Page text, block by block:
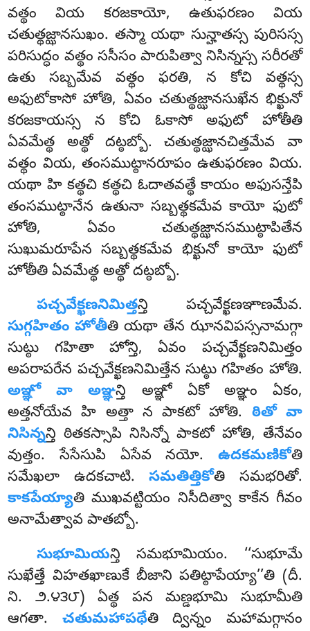
వత్థం వియ కరజకాయో, ఉతుఫరణం వియ
చతుత్థజ్ఝానసుఖం. తస్మా యథా సున్హాతస్స పురిసస్స
పరిసుద్ధం వత్థం ససీసం పారుపిత్వా నిసిన్నస్స సరీరతో
ఉతు సబ్బమేవ వత్థం ఫరతి, న కోచి వత్థస్స
అఫుటోకాసో హోతి, ఏవం చతుత్థజ్ఝానసుఖేన భిక్ఖునో
కరజకాయస్స న కోచి ఓకాసో అఫుటో హోతీతి
ఏవమేత్థ అత్థో దట్ఠబ్బో. చతుత్థజ్ఝానచిత్తమేవ వా
వత్థం వియ, తంసముట్ఠానరూపం ఉతుఫరణం వియ.
యథా హి కత్థచి కత్థచి ఓదాతవత్థే కాయం అఫుసన్తేపి
తంసముట్ఠానేన ఉతునా సబ్బత్థకమేవ కాయో ఫుటో
హోతి, ఏవం చతుత్థజ్ఝానసముట్ఠాపితేన
సుఖుమరూపేన సబ్బత్థకమేవ భిక్ఖునో కాయో ఫుటో
హోతీతి ఏవమేత్థ అత్థో దట్ఠబ్బో.
పచ్చవేక్ఖణనిమిత్తన్తి పచ్చవేక్ఖణఞాణమేవ.
సుగ్గహితం హోతీతి యథా తేన ఝానవిపస్సనామగ్గా
సుట్ఠు గహితా హోన్తి, ఏవం పచ్చవేక్ఖణనిమిత్తం
అపరాపరేన పచ్చవేక్ఖణనిమిత్తేన సుట్ఠు గహితం హోతి.
అఞ్ఞో వా అఞ్ఞన్తి అఞ్ఞో ఏకో అఞ్ఞం ఏకం,
అత్తనోయేవ హి అత్తా న పాకటో హోతి. ఠితో వా
నిసిన్నన్తి ఠితకస్సాపి నిసిన్నో పాకటో హోతి, తేనేవం
వుత్తం. సేసేసుపి ఏసేవ నయో. ఉదకమణికోతి
సమేఖలా ఉదకచాటి.సమతిత్తికోతి సమభరితో.
కాకపేయ్యాతి ముఖవట్టియం నిసీదిత్వా కాకేన గీవం
అనామేత్వావ పాతబ్బో.
సుభూమియన్తి సమభూమియం. ‘‘సుభూమే
సుఖేత్తే విహతఖాణుకే బీజాని పతిట్ఠాపేయ్యా’’తి (దీ.
ని. ౨.౪౩౮) ఏత్థ పన మణ్డభూమి సుభూమీతి
ఆగతా. చతుమహాపథేతిద్విన్నం మహామగ్గానం